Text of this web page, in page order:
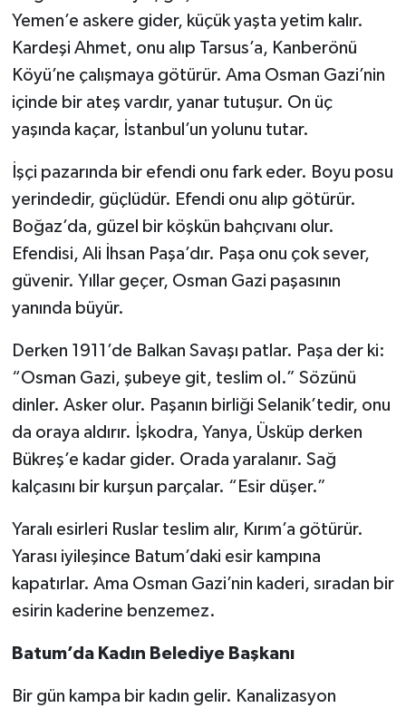
Yemen’e askere gider, küçük yaşta yetim kalır.
Kardeşi Ahmet, onu alıp Tarsus’a, Kanberönü
Köyü’ne çalışmaya götürür. Ama Osman Gazi’nin
içinde bir ateş vardır, yanar tutuşur. On üç
yaşında kaçar, İstanbul’un yolunu tutar.
İşçi pazarında bir efendi onu fark eder. Boyu posu
yerindedir, güçlüdür. Efendi onu alıp götürür.
Boğaz’da, güzel bir köşkün bahçıvanı olur.
Efendisi, Ali İhsan Paşa’dır. Paşa onu çok sever,
güvenir. Yıllar geçer, Osman Gazi paşasının
yanında büyür.
Derken 1911’de Balkan Savaşı patlar. Paşa der ki:
“Osman Gazi, şubeye git, teslim ol.” Sözünü
dinler. Asker olur. Paşanın birliği Selanik’tedir, onu
da oraya aldırır. İşkodra, Yanya, Üsküp derken
Bükreş’e kadar gider. Orada yaralanır. Sağ
kalçasını bir kurşun parçalar. “Esir düşer.”
Yaralı esirleri Ruslar teslim alır, Kırım’a götürür.
Yarası iyileşince Batum’daki esir kampına
kapatırlar. Ama Osman Gazi’nin kaderi, sıradan bir
esirin kaderine benzemez.
Batum’da Kadın Belediye Başkanı
Bir gün kampa bir kadın gelir. Kanalizasyon
Teknoloji
Yaşam